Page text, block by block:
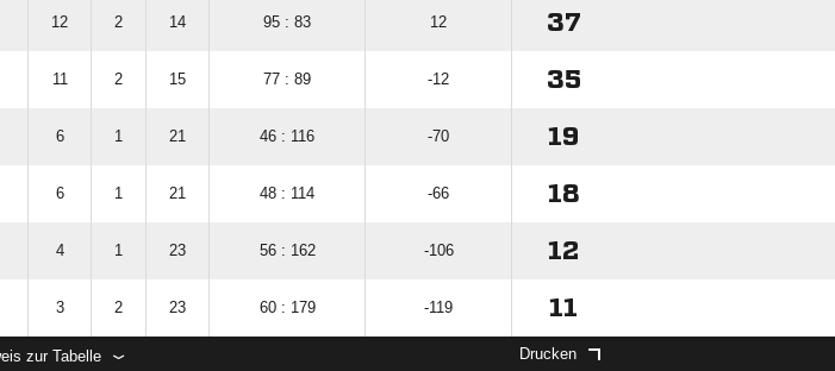
12 2 14 95 : 83 12 37
11 2 15 77 : 89 -12 35
6 1 21 46 : 116 -70 19
6 1 21 48 : 114 -66 18
4 1 23 56 : 162 -106 12
3 2 23 60 : 179 -119 11
zur Tabelle Drucken